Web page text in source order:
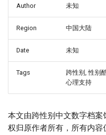
Author 未知
Region 中国大陆
Date 未知
Tags
跨性别, 性别
心理支持
本文由跨性别中文数字档
权归原作者所有，所有内容